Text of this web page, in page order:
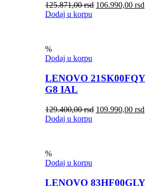
125.871,00rsd 106.990,00 rsd
Dodaj u korpu
%
Dodaj u korpu
LENOVO
G8 IAL
129.400,00rsd 109.990,00 rsd
Dodaj u korpu
%
Dodaj u korpu
LENOVO